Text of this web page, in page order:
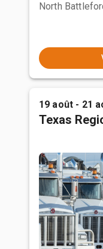
North
19 août - 21
Texas